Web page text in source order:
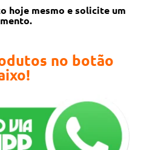
hoje mesmo e solicite um
no botão